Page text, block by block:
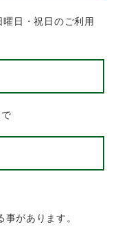
日・祝日のご利用
があります。